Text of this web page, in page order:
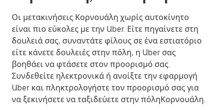
Οι μετακινήσεις Κορνουάλη χωρίς αυτοκίνητο
είναι πιο εύκολες με την Uber. Είτε πηγαίνετε στη
δουλειά σας, συναντάτε φίλους σε ένα εστιατόριο
είτε κάνετε δουλειές στην πόλη, η Uber σας
βοηθάει να φτάσετε στον προορισμό σας.
Συνδεθείτε ηλεκτρονικά ή ανοίξτε την εφαρμογή
Uber και πληκτρολογήστε τον προορισμό σας για
να ξεκινήσετε να ταξιδεύετε στην πόληΚορνουάλη.